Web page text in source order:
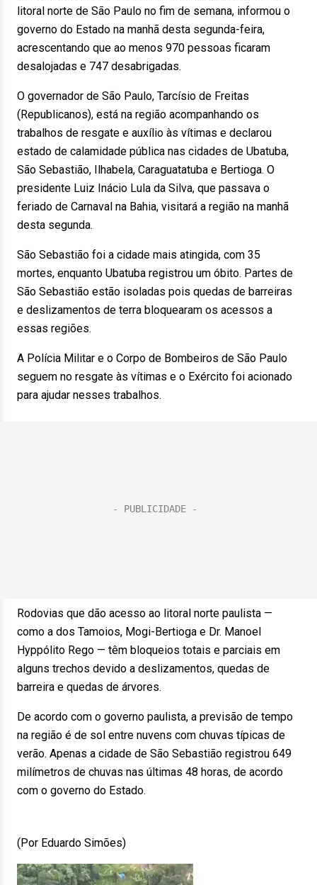
litoral norte de São Paulo no fim de semana, informou o
governo do Estado na manhã desta segunda-feira,
acrescentando que ao menos 970 pessoas ficaram
desalojadas e 747 desabrigadas.
O governador de São Paulo, Tarcísio de Freitas
(Republicanos), está na região acompanhando os
trabalhos de resgate e auxílio às vítimas e declarou
estado de calamidade pública nas cidades de Ubatuba,
São Sebastião, Ilhabela, Caraguatatuba e Bertioga. O
presidente Luiz Inácio Lula da Silva, que passava o
feriado de Carnaval na Bahia, visitará a região na manhã
desta segunda.
São Sebastião foi a cidade mais atingida, com 35
mortes, enquanto Ubatuba registrou um óbito. Partes de
São Sebastião estão isoladas pois quedas de barreiras
e deslizamentos de terra bloquearam os acessos a
essas regiões.
A Polícia Militar e o Corpo de Bombeiros de São Paulo
seguem no resgate às vítimas e o Exército foi acionado
para ajudar nesses trabalhos.
Rodovias que dão acesso ao litoral norte paulista —
como a dos Tamoios, Mogi-Bertioga e Dr. Manoel
Hyppólito Rego — têm bloqueios totais e parciais em
alguns trechos devido a deslizamentos, quedas de
barreira e quedas de árvores.
De acordo com o governo paulista, a previsão de tempo
na região é de sol entre nuvens com chuvas típicas de
verão. Apenas a cidade de São Sebastião registrou 649
milímetros de chuvas nas últimas 48 horas, de acordo
com o governo do Estado.
(Por Eduardo Simões)